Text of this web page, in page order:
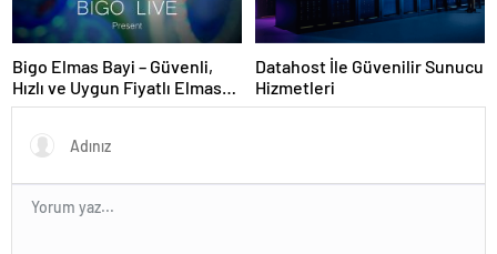
Bigo Elmas Bayi – Güvenli,
Hızlı ve Uygun Fiyatlı Elmas
Satın Almanın Yeni Adresi
Datahost İle Güvenilir Sunucu
Hizmetleri